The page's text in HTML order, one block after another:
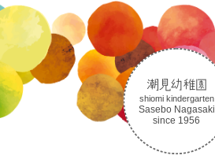
潮見幼稚園
shiomi kindergarten
Sasebo Nagasaki
since 1956